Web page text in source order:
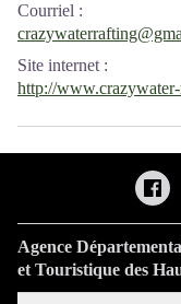
Courriel :
Site internet :
http://
Agence
et Touristique des